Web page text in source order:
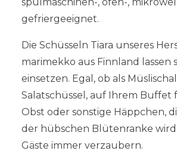
gefriergeeignet.
Die Schüsseln Tiara unseres
marimekko aus Finnland lassen
einsetzen. Egal, ob als
Salatschüssel, auf Ihrem Buffet
Obst oder sonstige Häppchen,
der hübschen Blütenranke
Gäste immer verzaubern.